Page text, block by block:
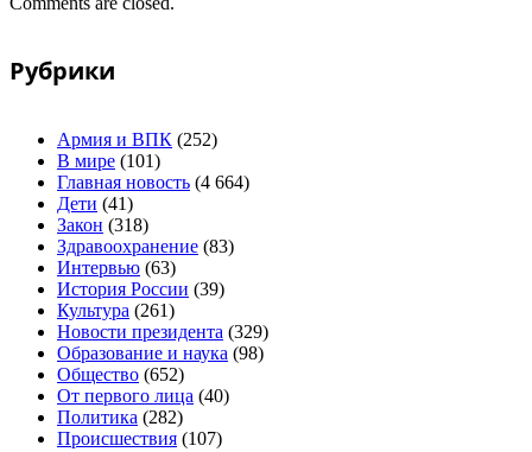
Рубрики
Армия и ВПК (252)
В мире (101)
Главная новость (4 664)
Дети (41)
Закон (318)
Здравоохранение (83)
Интервью (63)
История России (39)
Культура (261)
Новости президента (329)
Образование и наука (98)
Общество (652)
От первого лица (40)
Политика (282)
Происшествия (107)